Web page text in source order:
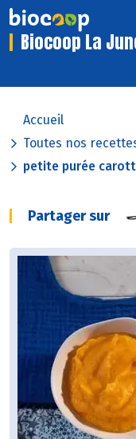
Biocoop La
Accueil
Toutes nos
petite purée
Partager sur